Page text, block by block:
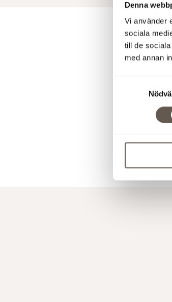
Denna
Vi använder
sociala
till de
med annan